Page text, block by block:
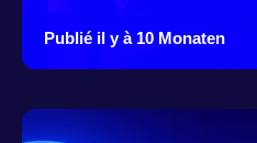
Publié il y à 10 Monaten